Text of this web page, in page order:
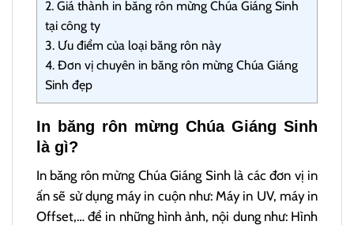
2. Giá thành in băng rôn mừng Chúa Giáng Sinh
tại công ty
3. Ưu điểm của loại băng rôn này
4. Đơn vị chuyên in băng rôn mừng Chúa Giáng
Sinh đẹp
In băng rôn mừng Chúa Giáng Sinh
là gì?
In băng rôn mừng Chúa Giáng Sinh là các đơn vị in
ấn sẽ sử dụng máy in cuộn như: Máy in UV, máy in
Offset,… để in những hình ảnh, nội dung như: Hình